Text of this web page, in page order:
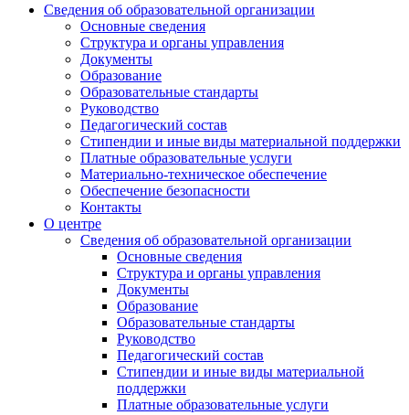
Сведения об образовательной организации
Основные сведения
Структура и органы управления
Документы
Образование
Образовательные стандарты
Руководство
Педагогический состав
Стипендии и иные виды материальной поддержки
Платные образовательные услуги
Материально-техническое обеспечение
Обеспечение безопасности
Контакты
О центре
Сведения об образовательной организации
Основные сведения
Структура и органы управления
Документы
Образование
Образовательные стандарты
Руководство
Педагогический состав
Стипендии и иные виды материальной
поддержки
Платные образовательные услуги